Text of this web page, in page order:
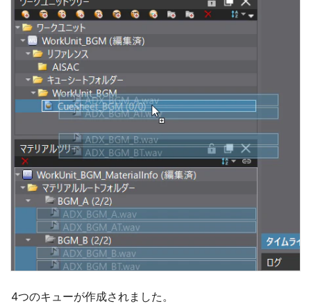
4つのキューが作成されました。